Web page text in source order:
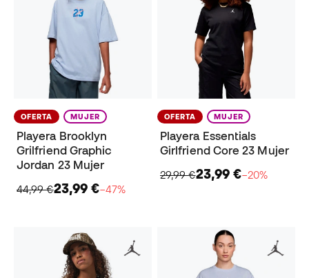
OFERTA MUJER
Playera Brooklyn
Grilfriend Graphic
Jordan 23 Mujer
44,99 €23,99 €−47%
OFERTA MUJER
Playera Essentials
Girlfriend Core 23 Mujer
29,99 €23,99 €−20%